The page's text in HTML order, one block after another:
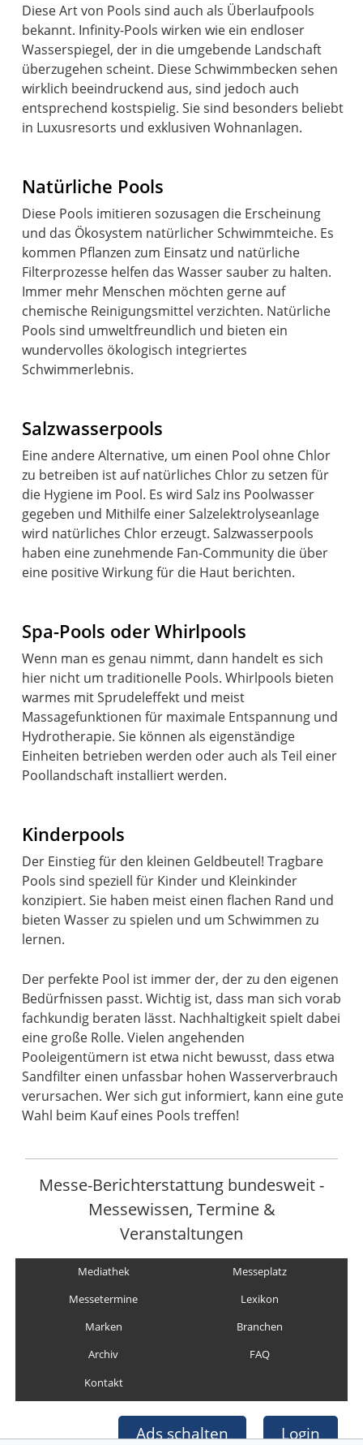
Diese Art von Pools sind auch als Überlaufpools
bekannt. Infinity-Pools wirken wie ein endloser
Wasserspiegel, der in die umgebende Landschaft
überzugehen scheint. Diese Schwimmbecken sehen
wirklich beeindruckend aus, sind jedoch auch
entsprechend kostspielig. Sie sind besonders beliebt
in Luxusresorts und exklusiven Wohnanlagen.
Natürliche Pools
Diese Pools imitieren sozusagen die Erscheinung
und das Ökosystem natürlicher Schwimmteiche. Es
kommen Pflanzen zum Einsatz und natürliche
Filterprozesse helfen das Wasser sauber zu halten.
Immer mehr Menschen möchten gerne auf
chemische Reinigungsmittel verzichten. Natürliche
Pools sind umweltfreundlich und bieten ein
wundervolles ökologisch integriertes
Schwimmerlebnis.
Salzwasserpools
Eine andere Alternative, um einen Pool ohne Chlor
zu betreiben ist auf natürliches Chlor zu setzen für
die Hygiene im Pool. Es wird Salz ins Poolwasser
gegeben und Mithilfe einer Salzelektrolyseanlage
wird natürliches Chlor erzeugt. Salzwasserpools
haben eine zunehmende Fan-Community die über
eine positive Wirkung für die Haut berichten.
Spa-Pools oder Whirlpools
Wenn man es genau nimmt, dann handelt es sich
hier nicht um traditionelle Pools. Whirlpools bieten
warmes mit Sprudeleffekt und meist
Massagefunktionen für maximale Entspannung und
Hydrotherapie. Sie können als eigenständige
Einheiten betrieben werden oder auch als Teil einer
Poollandschaft installiert werden.
Kinderpools
Der Einstieg für den kleinen Geldbeutel! Tragbare
Pools sind speziell für Kinder und Kleinkinder
konzipiert. Sie haben meist einen flachen Rand und
bieten Wasser zu spielen und um Schwimmen zu
lernen.
Der perfekte Pool ist immer der, der zu den eigenen
Bedürfnissen passt. Wichtig ist, dass man sich vorab
fachkundig beraten lässt. Nachhaltigkeit spielt dabei
eine große Rolle. Vielen angehenden
Pooleigentümern ist etwa nicht bewusst, dass etwa
Sandfilter einen unfassbar hohen Wasserverbrauch
verursachen. Wer sich gut informiert, kann eine gute
Wahl beim Kauf eines Pools treffen!
Messe-Berichterstattung bundesweit -
Messewissen, Termine &
Veranstaltungen
Mediathek
Messeplatz
Messetermine
Lexikon
Marken
Branchen
Archiv
FAQ
Kontakt
Ads schalten Login